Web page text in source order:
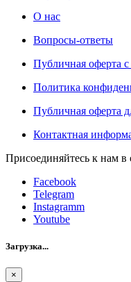
О нас
Вопросы-ответы
Публичная оферта с
Политика
Публичная оферта
Контактная
Присоединяйтесь к нам в
Facebook
Telegram
Instagramm
Youtube
Загрузка...
×